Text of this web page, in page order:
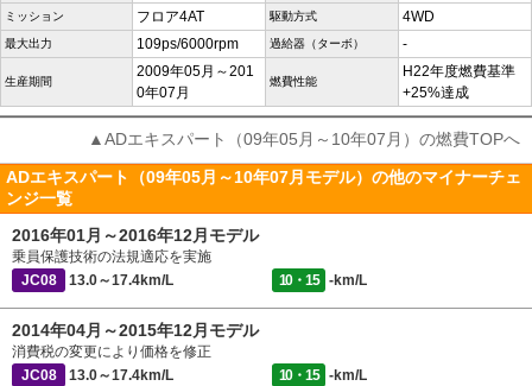
ミッション フロア4AT 駆動方式 4WD
最大出力 109ps/6000rpm 過給器（ターボ） -
生産期間
2009年05月～201
0年07月
燃費性能
H22年度燃費基準
+25%達成
▲ADエキスパート（09年05月～10年07月）の燃費TOPへ
ADエキスパート（09年05月～10年07月モデル）の他のマイナーチェ
ンジ一覧
2016年01月～2016年12月モデル
乗員保護技術の法規適応を実施
JC08
13.0～17.4km/L 10・15 -km/L
2014年04月～2015年12月モデル
消費税の変更により価格を修正
JC08
13.0～17.4km/L 10・15 -km/L